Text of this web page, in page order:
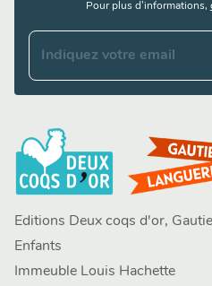
Pour plus d’informations,
Indiquez votre email
Editions Deux coqs d'or,
Enfants
Immeuble Louis Hachette